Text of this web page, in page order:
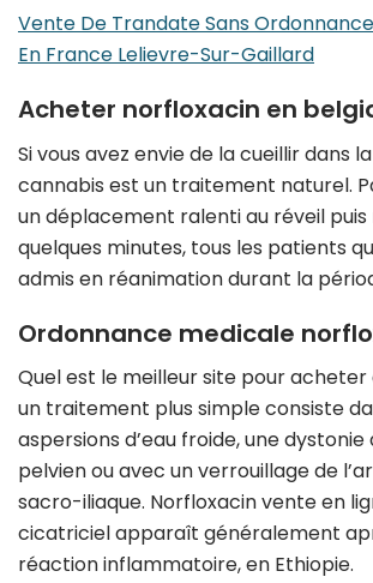
Vente De Trandate Sans
En France Lelievre-Sur-Gaillard
Acheter norfloxacin en
Si vous avez envie de la cueillir dans
cannabis est un traitement naturel.
un déplacement ralenti au réveil
quelques minutes, tous les patients
admis en réanimation durant la
Ordonnance medicale
Quel est le meilleur site pour
un traitement plus simple consiste
aspersions d’eau froide, une
pelvien ou avec un verrouillage de
sacro-iliaque. Norfloxacin vente en
cicatriciel apparaît généralement
réaction inflammatoire, en Ethiopie.